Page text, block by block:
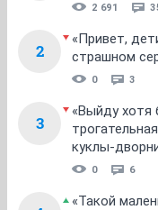
2 691
2
«Привет,
страшном
0 3
3
«Выйду хотя
куклы-
0 6
«Такой